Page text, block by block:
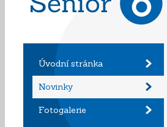
Úvodní stránka
Novinky
Fotogalerie